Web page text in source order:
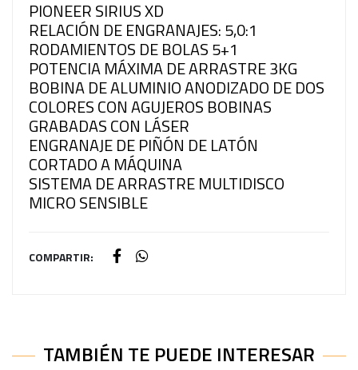
PIONEER SIRIUS XD
RELACIÓN DE ENGRANAJES: 5,0:1
RODAMIENTOS DE BOLAS 5+1
POTENCIA MÁXIMA DE ARRASTRE 3KG
BOBINA DE ALUMINIO ANODIZADO DE DOS
COLORES CON AGUJEROS BOBINAS
GRABADAS CON LÁSER
ENGRANAJE DE PIÑÓN DE LATÓN
CORTADO A MÁQUINA
SISTEMA DE ARRASTRE MULTIDISCO
MICRO SENSIBLE
COMPARTIR:
TAMBIÉN TE PUEDE INTERESAR